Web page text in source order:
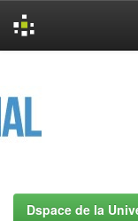
Dspace de la